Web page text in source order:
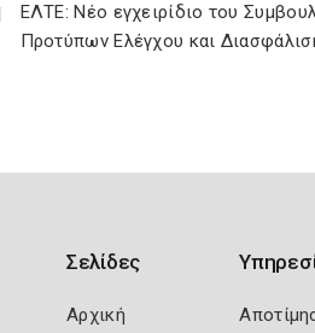
ΕΛΤΕ: Νέο εγχειρίδιο του
Προτύπων Ελέγχου και
Σελίδες
Αρχική